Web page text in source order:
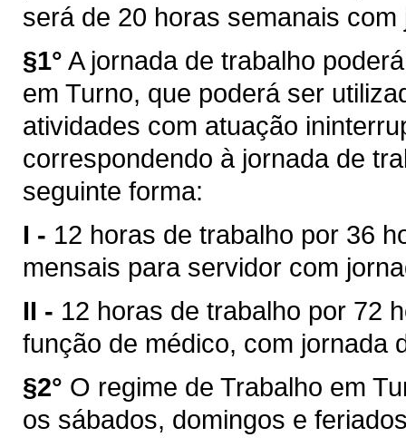
será de 20 horas semanais
§1° A jornada de trabalho
em Turno, que poderá ser
atividades com atuação
correspondendo à jornada de
seguinte forma:
I - 12 horas de trabalho por 36
mensais para servidor com
II - 12 horas de trabalho por 72
função de médico, com jornada
§2° O regime de Trabalho em
os sábados, domingos e